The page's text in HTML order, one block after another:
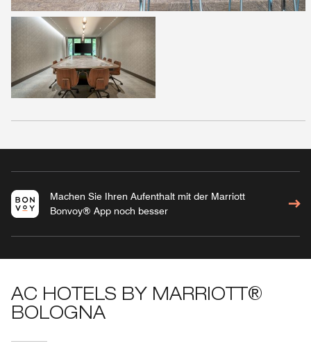
Machen Sie Ihren Aufenthalt mit der Marriott
Bonvoy® App noch besser
AC HOTELS BY MARRIOTT®
BOLOGNA